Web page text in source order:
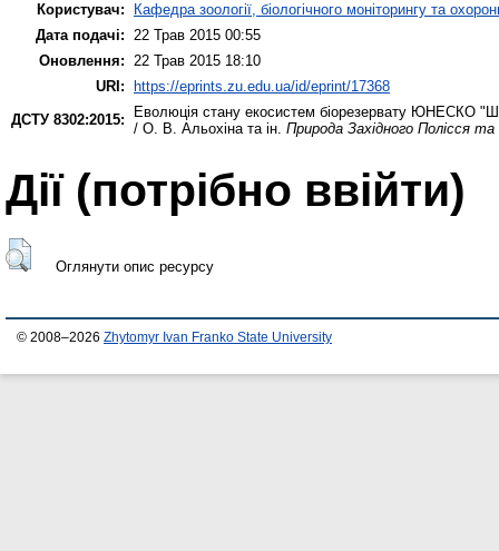
Користувач:
Кафедра зоології, біологічного моніторингу та
Дата подачі: 22 Трав 2015 00:55
Оновлення: 22 Трав 2015 18:10
URI:
https://eprints.zu.edu.ua/id/eprint/17368
ДСТУ 8302:2015:
Еволюція стану екосистем біорезервату ЮНЕСКО
/ О. В. Альохіна та ін. Природа Західного Полісся
Дії ​​(потрібно ввійти)
Оглянути опис ресурсу
© 2008–2026 Zhytomyr Ivan Franko State University